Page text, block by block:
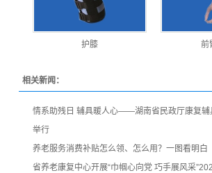
护膝 前
相关新闻：
情系助残日 辅具暖人心——湖南省民政厅康复辅
举行
养老服务消费补贴怎么领、怎么用？一图看明白
省养老康复中心开展“巾帼心向党 巧手展风采